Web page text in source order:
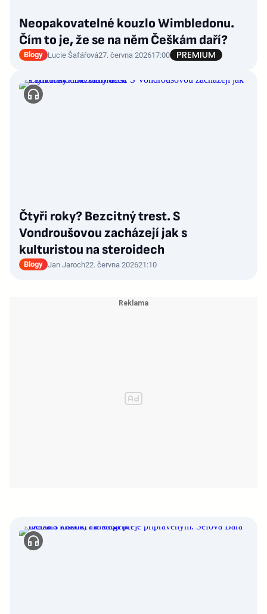
Neopakovatelné kouzlo Wimbledonu.
Čím to je, že se na něm Češkám daří?
Blogy Lucie Šafářová27. června 202617:00
Čtyři roky? Bezcitný trest. S
Vondroušovou zacházejí jak s
kulturistou na steroidech
Blogy Jan Jaroch22. června 202621:10